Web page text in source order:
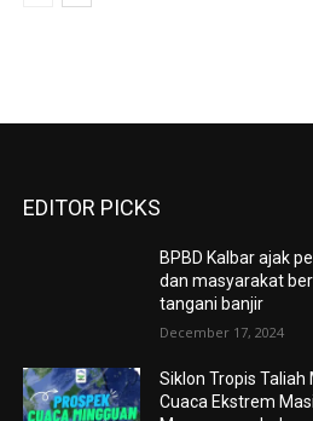
EDITOR PICKS
BPBD Kalbar ajak
dan masyarakat
tangani banjir
December 17, 2024
Siklon Tropis Taliah
Cuaca Ekstrem